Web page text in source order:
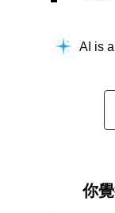
AI is
你